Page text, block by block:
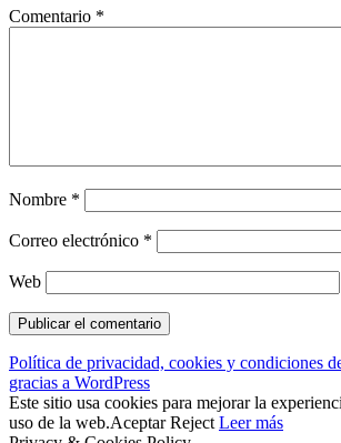
Comentario *
Nombre *
Correo electrónico *
Web
Política de privacidad, cookies y condiciones
gracias a WordPress
Este sitio usa cookies para mejorar la
uso de la web.Aceptar Reject Leer más